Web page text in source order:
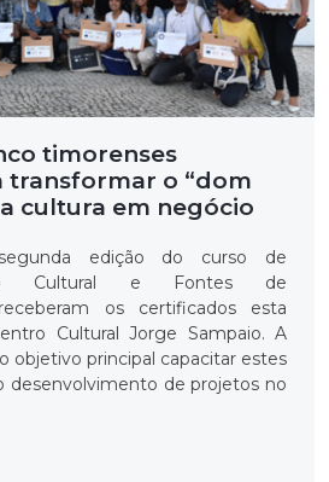
timorenses
transformar o “dom
cultura em negócio
edição do curso de
Cultural e Fontes de
os certificados esta
Cultural Jorge Sampaio. A
objetivo principal capacitar estes
desenvolvimento de projetos no